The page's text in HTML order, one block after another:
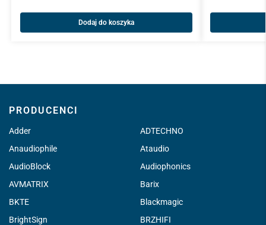
Dodaj do koszyka
PRODUCENCI
Adder
ADTECHNO
Anaudiophile
Ataudio
AudioBlock
Audiophonics
AVMATRIX
Barix
BKTE
Blackmagic
BrightSign
BRZHIFI